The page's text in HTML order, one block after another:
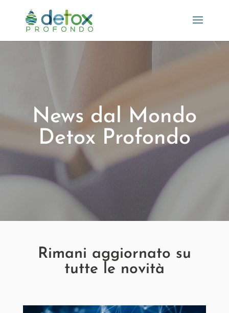
News dal Mondo
Detox Profondo
Rimani aggiornato su
tutte le novità